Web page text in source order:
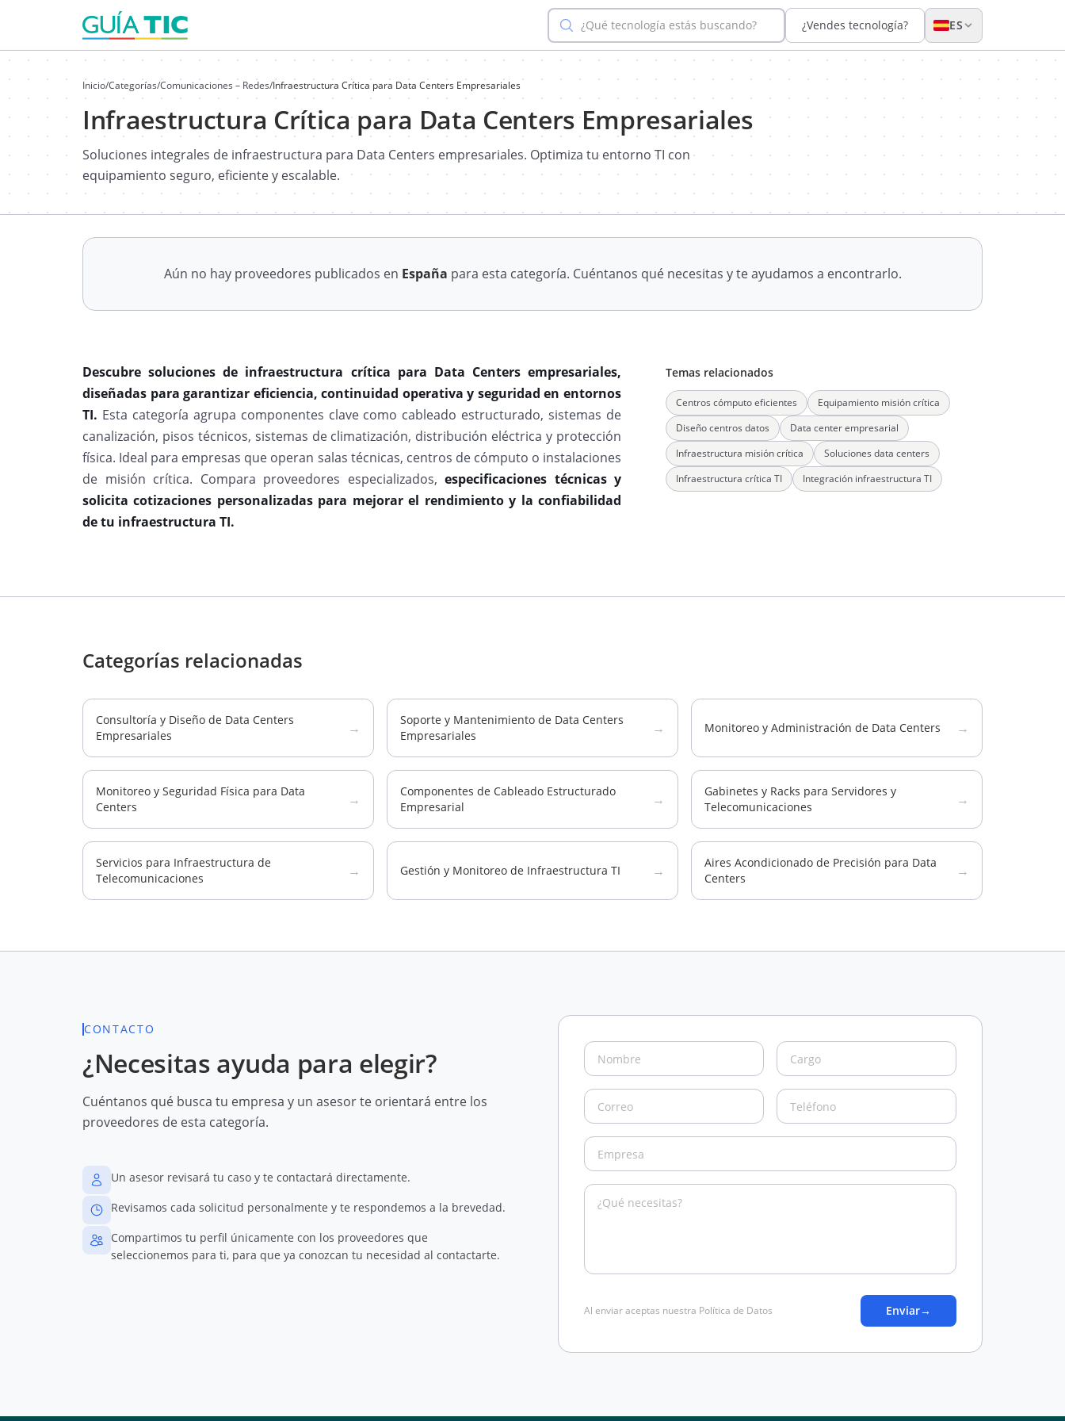
¿Qué tecnología estás buscando? ¿Vendes tecnología? ES
Inicio/Categorías/Comunicaciones – Redes/Infraestructura Crítica para Data Centers Empresariales
Infraestructura Crítica para Data Centers Empresariales
Soluciones integrales de infraestructura para Data Centers empresariales. Optimiza tu entorno TI con
equipamiento seguro, eficiente y escalable.
Aún no hay proveedores publicados en España para esta categoría. Cuéntanos qué necesitas y te ayudamos a encontrarlo.
Descubre soluciones de infraestructura crítica para Data Centers empresariales,
diseñadas para garantizar eficiencia, continuidad operativa y seguridad en entornos
TI. Esta categoría agrupa componentes clave como cableado estructurado, sistemas de
canalización, pisos técnicos, sistemas de climatización, distribución eléctrica y protección
física. Ideal para empresas que operan salas técnicas, centros de cómputo o instalaciones
de misión crítica. Compara proveedores especializados, especificaciones técnicas y
solicita cotizaciones personalizadas para mejorar el rendimiento y la confiabilidad
de tu infraestructura TI.
Temas relacionados
Centros cómputo eficientes
Equipamiento misión crítica
Diseño centros datos
Data center empresarial
Infraestructura misión crítica
Soluciones data centers
Infraestructura crítica TI
Integración infraestructura TI
Categorías relacionadas
Consultoría y Diseño de Data Centers
Empresariales
→
Soporte y Mantenimiento de Data Centers
Empresariales
→ Monitoreo y Administración de Data Centers →
Monitoreo y Seguridad Física para Data
Centers
→
Componentes de Cableado Estructurado
Empresarial
→
Gabinetes y Racks para Servidores y
Telecomunicaciones
→
Servicios para Infraestructura de
Telecomunicaciones
→ Gestión y Monitoreo de Infraestructura TI →
Aires Acondicionado de Precisión para Data
Centers
→
CONTACTO
¿Necesitas ayuda para elegir?
Cuéntanos qué busca tu empresa y un asesor te orientará entre los
proveedores de esta categoría.
Un asesor revisará tu caso y te contactará directamente.
Revisamos cada solicitud personalmente y te respondemos a la brevedad.
Compartimos tu perfil únicamente con los proveedores que
seleccionemos para ti, para que ya conozcan tu necesidad al contactarte.
Al enviar aceptas nuestra Política de Datos Enviar→